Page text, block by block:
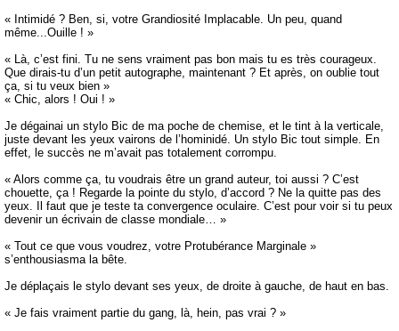
« Intimidé ? Ben, si, votre Grandiosité Implacable. Un peu, quand
même...Ouille ! »
« Là, c’est fini. Tu ne sens vraiment pas bon mais tu es très courageux.
Que dirais-tu d’un petit autographe, maintenant ? Et après, on oublie tout
ça, si tu veux bien »
« Chic, alors ! Oui ! »
Je dégainai un stylo Bic de ma poche de chemise, et le tint à la verticale,
juste devant les yeux vairons de l’hominidé. Un stylo Bic tout simple. En
effet, le succès ne m’avait pas totalement corrompu.
« Alors comme ça, tu voudrais être un grand auteur, toi aussi ? C’est
chouette, ça ! Regarde la pointe du stylo, d’accord ? Ne la quitte pas des
yeux. Il faut que je teste ta convergence oculaire. C’est pour voir si tu peux
devenir un écrivain de classe mondiale… »
« Tout ce que vous voudrez, votre Protubérance Marginale »
s’enthousiasma la bête.
Je déplaçais le stylo devant ses yeux, de droite à gauche, de haut en bas.
« Je fais vraiment partie du gang, là, hein, pas vrai ? »